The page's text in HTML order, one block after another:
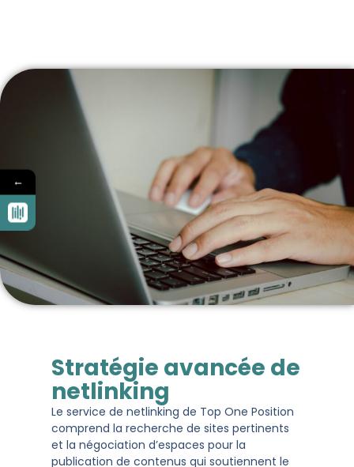
Stratégie avancée de
netlinking
Le service de netlinking de Top One Position
comprend la recherche de sites pertinents
et la négociation d’espaces pour la
publication de contenus qui soutiennent le
←